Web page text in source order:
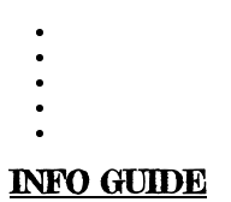
INFO GUIDE